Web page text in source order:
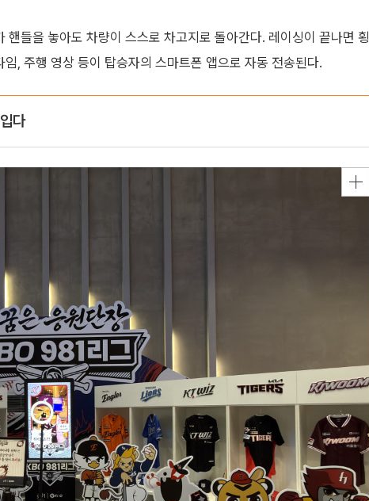
들을 놓아도 차량이 스스로 차고지로 돌아간다. 레이싱이 끝나면 횡
, 주행 영상 등이 탑승자의 스마트폰 앱으로 자동 전송된다.
다